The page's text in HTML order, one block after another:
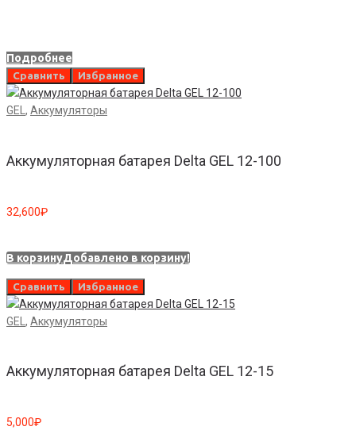
Подробнее
Сравнить Избранное
GEL , Аккумуляторы
Аккумуляторная батарея Delta GEL 12-100
32,600₽
В корзинуДобавлено в корзину!
Сравнить Избранное
GEL , Аккумуляторы
Аккумуляторная батарея Delta GEL 12-15
5,000₽